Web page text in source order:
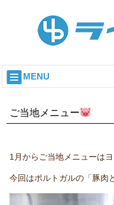
MENU
ご当地メニュー
1月からご当地メニューは
今回はポルトガルの「豚肉